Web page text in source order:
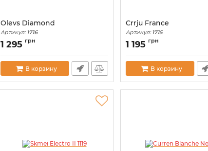
Olevs Diamond
Артикул:1716
1 295 грн
В корзину
Crrju France
Артикул:1715
1 195 грн
В корзину